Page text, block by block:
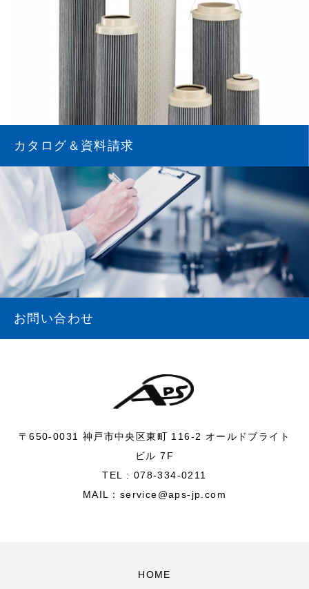
カタログ＆資料請求
お問い合わせ
〒650-0031 神戸市中央区東町 116-2 オールドブライト
ビル 7F
TEL : 078-334-0211
MAIL：service@aps-jp.com
HOME